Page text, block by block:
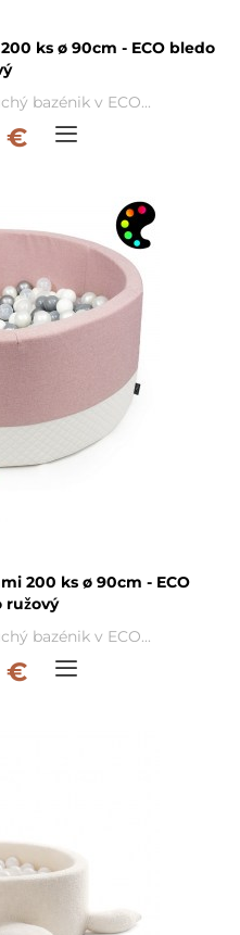
ks ø 90cm - ECO bledo
bazénik v ECO...
€
200 ks ø 90cm - ECO
ružový
bazénik v ECO...
€